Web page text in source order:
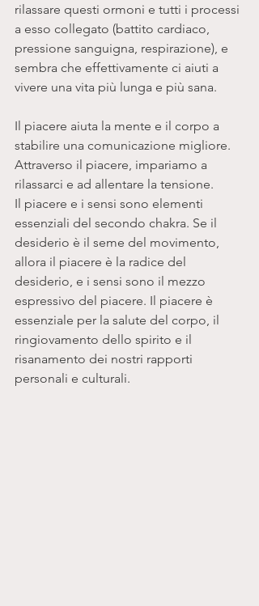
rilassare questi ormoni e tutti i processi
a esso collegato (battito cardiaco,
pressione sanguigna, respirazione), e
sembra che effettivamente ci aiuti a
vivere una vita più lunga e più sana.
Il piacere aiuta la mente e il corpo a
stabilire una comunicazione migliore.
Attraverso il piacere, impariamo a
rilassarci e ad allentare la tensione.
Il piacere e i sensi sono elementi
essenziali del secondo chakra. Se il
desiderio è il seme del movimento,
allora il piacere è la radice del
desiderio, e i sensi sono il mezzo
espressivo del piacere. Il piacere è
essenziale per la salute del corpo, il
ringiovamento dello spirito e il
risanamento dei nostri rapporti
personali e culturali.